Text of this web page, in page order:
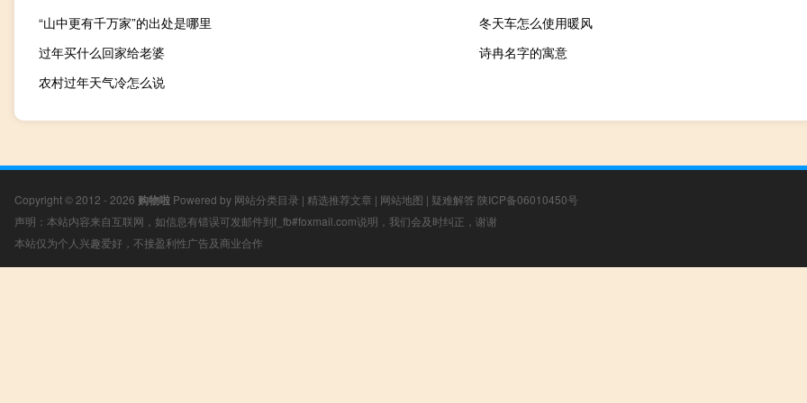
“山中更有千万家”的出处是哪里
冬天车怎么使用暖风
过年买什么回家给老婆
诗冉名字的寓意
农村过年天气冷怎么说
Copyright © 2012 - 2026 购物啦 Powered by 网站分类目录 | 精选推荐文章 | 网站地图 | 疑难解答 陕ICP备06010450号
声明：本站内容来自互联网，如信息有错误可发邮件到f_fb#foxmail.com说明，我们会及时纠正，谢谢
本站仅为个人兴趣爱好，不接盈利性广告及商业合作